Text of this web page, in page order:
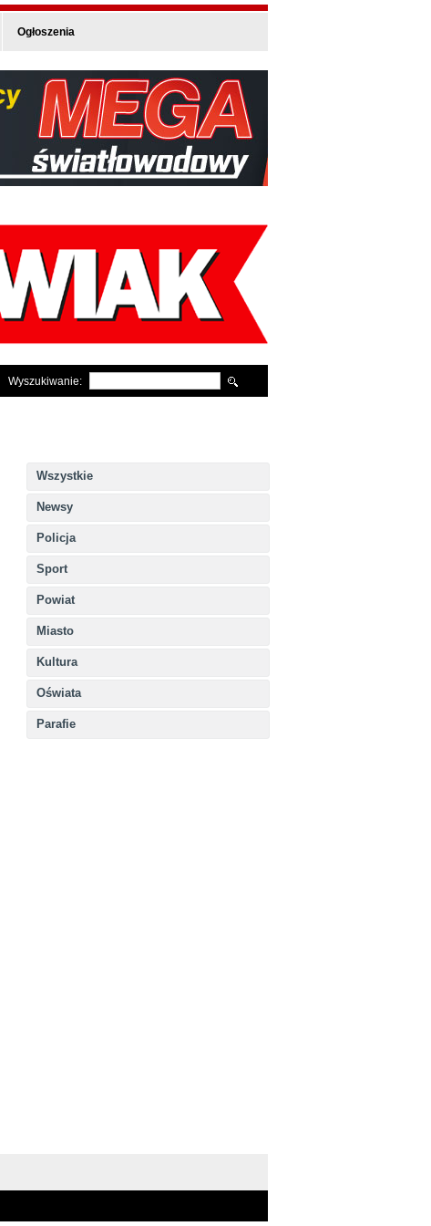
Ogłoszenia
Wyszukiwanie:
Wszystkie
Newsy
Policja
Sport
Powiat
Miasto
Kultura
Oświata
Parafie